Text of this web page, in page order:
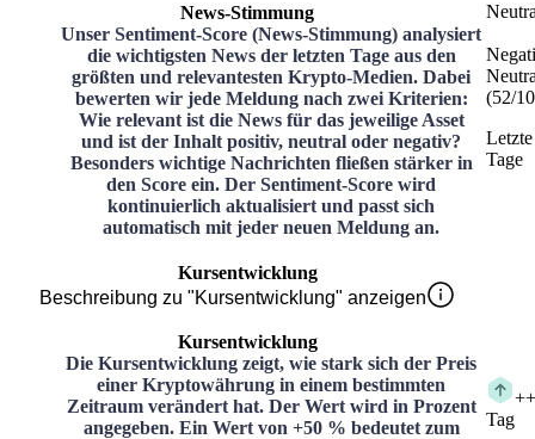
News-Stimmung
Unser Sentiment-Score (News-Stimmung) analysiert
die wichtigsten News der letzten Tage aus den
größten und relevantesten Krypto-Medien. Dabei
bewerten wir jede Meldung nach zwei Kriterien:
Wie relevant ist die News für das jeweilige Asset
und ist der Inhalt positiv, neutral oder negativ?
Besonders wichtige Nachrichten fließen stärker in
den Score ein. Der Sentiment-Score wird
kontinuierlich aktualisiert und passt sich
automatisch mit jeder neuen Meldung an.
(52/
Tage
Kursentwicklung
Beschreibung zu "Kursentwicklung" anzeigen
Kursentwicklung
Die Kursentwicklung zeigt, wie stark sich der Preis
einer Kryptowährung in einem bestimmten
Zeitraum verändert hat. Der Wert wird in Prozent
angegeben. Ein Wert von +50 % bedeutet zum
+
Tag